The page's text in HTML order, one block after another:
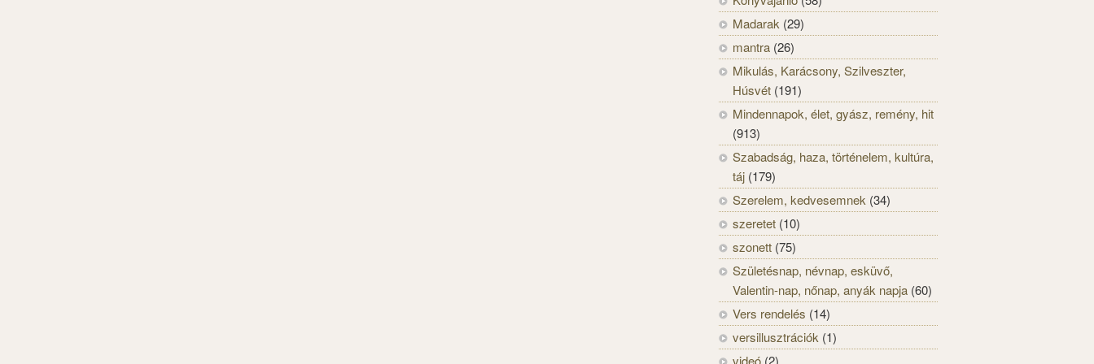
Madarak (29)
mantra (26)
Mikulás, Karácsony, Szilveszter,
Húsvét (191)
Mindennapok, élet, gyász, remény, hit
(913)
Szabadság, haza, történelem, kultúra,
táj (179)
Szerelem, kedvesemnek (34)
szeretet (10)
szonett (75)
Születésnap, névnap, esküvő,
Valentin-nap, nőnap, anyák napja (60)
Vers rendelés (14)
versillusztrációk (1)
videó (2)